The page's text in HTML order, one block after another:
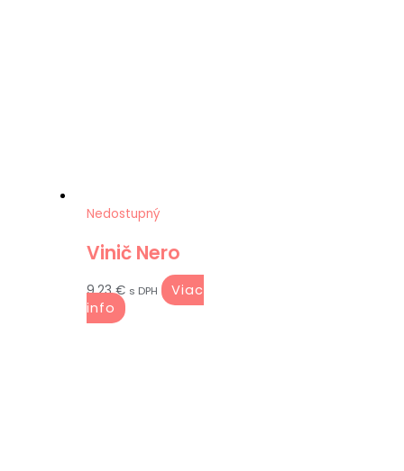
Nedostupný
Vinič Nero
9.23€ s DPH
Viac
info